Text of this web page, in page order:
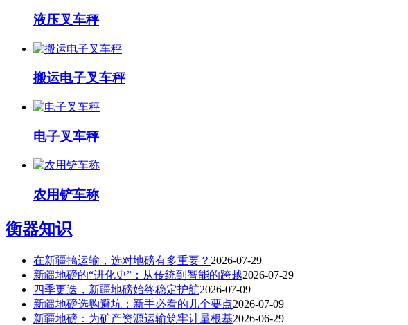
液压叉车秤
搬运电子叉车秤
电子叉车秤
农用铲车称
衡器知识
在新疆搞运输，选对地磅有多重要？ 2026-07-29
新疆地磅的“进化史”：从传统到智能的跨越2026-07-29
四季更迭，新疆地磅始终稳定护航2026-07-09
新疆地磅选购避坑：新手必看的几个要点2026-07-09
新疆地磅：为矿产资源运输筑牢计量根基2026-06-29